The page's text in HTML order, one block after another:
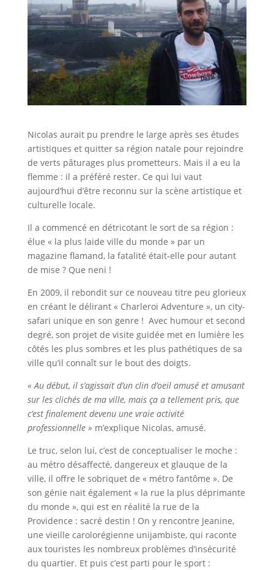
Nicolas aurait pu prendre le large après ses études
artistiques et quitter sa région natale pour rejoindre
de verts pâturages plus prometteurs. Mais il a eu la
flemme : il a préféré rester. Ce qui lui vaut
aujourd’hui d’être reconnu sur la scène artistique et
culturelle locale.
Il a commencé en détricotant le sort de sa région :
élue « la plus laide ville du monde » par un
magazine flamand, la fatalité était-elle pour autant
de mise ? Que neni !
En 2009, il rebondit sur ce nouveau titre peu glorieux
en créant le délirant « Charleroi Adventure », un city-
safari unique en son genre ! Avec humour et second
degré, son projet de visite guidée met en lumière les
côtés les plus sombres et les plus pathétiques de sa
ville qu’il connaît sur le bout des doigts.
« Au début, il s’agissait d’un clin d’oeil amusé et amusant
sur les clichés de ma ville, mais ça a tellement pris, que
c’est finalement devenu une vraie activité
professionnelle » m’explique Nicolas, amusé.
Le truc, selon lui, c’est de conceptualiser le moche :
au métro désaffecté, dangereux et glauque de la
ville, il offre le sobriquet de « métro fantôme ». De
son génie nait également « la rue la plus déprimante
du monde », qui est en réalité la rue de la
Providence : sacré destin ! On y rencontre Jeanine,
une vieille carolorégienne unijambiste, qui raconte
aux touristes les nombreux problèmes d’insécurité
du quartier. Et puis c’est parti pour le sport :